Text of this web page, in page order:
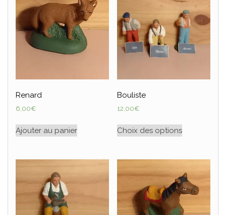
Renard
6,00€
Ajouter au panier
Bouliste
12,00€
Choix des options